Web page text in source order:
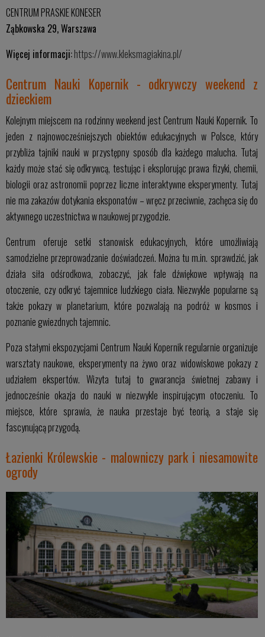
CENTRUM PRASKIE KONESER
Ząbkowska 29, Warszawa
Więcej informacji:https://www.kleksmagiakina.pl/
Centrum Nauki Kopernik - odkrywczy weekend z
dzieckiem
Kolejnym miejscem na rodzinny weekend jest Centrum Nauki Kopernik. To
jeden z najnowocześniejszych obiektów edukacyjnych w Polsce, który
przybliża tajniki nauki w przystępny sposób dla każdego malucha. Tutaj
każdy może stać się odkrywcą, testując i eksplorując prawa fizyki, chemii,
biologii oraz astronomii poprzez liczne interaktywne eksperymenty. Tutaj
nie ma zakazów dotykania eksponatów – wręcz przeciwnie, zachęca się do
aktywnego uczestnictwa w naukowej przygodzie.
Centrum oferuje setki stanowisk edukacyjnych, które umożliwiają
samodzielne przeprowadzanie doświadczeń. Można tu m.in. sprawdzić, jak
działa siła odśrodkowa, zobaczyć, jak fale dźwiękowe wpływają na
otoczenie, czy odkryć tajemnice ludzkiego ciała. Niezwykle popularne są
także pokazy w planetarium, które pozwalają na podróż w kosmos i
poznanie gwiezdnych tajemnic.
Poza stałymi ekspozycjami Centrum Nauki Kopernik regularnie organizuje
warsztaty naukowe, eksperymenty na żywo oraz widowiskowe pokazy z
udziałem ekspertów. Wizyta tutaj to gwarancja świetnej zabawy i
jednocześnie okazja do nauki w niezwykle inspirującym otoczeniu. To
miejsce, które sprawia, że nauka przestaje być teorią, a staje się
fascynującą przygodą.
Łazienki Królewskie - malowniczy park i niesamowite
ogrody